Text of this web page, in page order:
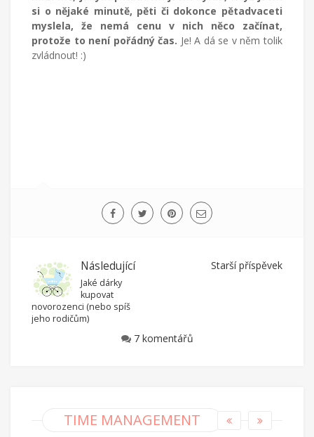
si o nějaké minutě, pěti či dokonce pětadvaceti
myslela, že nemá cenu v nich něco začínat,
protože to není pořádný čas. Je! A dá se v něm tolik
zvládnout! :)
Následující
Jaké dárky
kupovat
novorozenci (nebo spíš
jeho rodičům)
Starší příspěvek
7 komentářů
TIME MANAGEMENT